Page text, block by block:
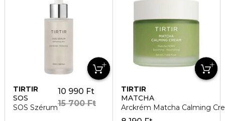
TIRTIR
SOS
SOS Szérum
10 990 Ft
15 700 Ft
TIRTIR
MATCHA
Arckrém Matcha Calming